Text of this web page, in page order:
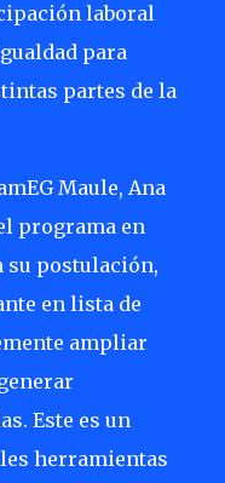
laboral
para
partes de la
Maule, Ana
programa en
su postulación,
en lista de
ampliar
Este es un
herramientas